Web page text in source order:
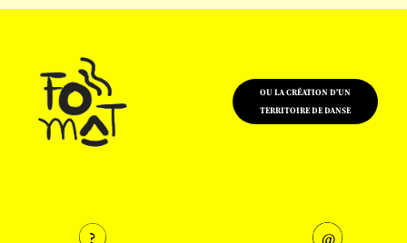
OU LA CRÉATION D'UN
TERRITOIRE DE DANSE